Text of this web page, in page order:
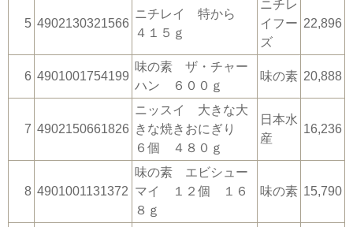
5 4902130321566
ニチレイ 特から
４１５ｇ
ニチレ
イフー
ズ
22,896
6 4901001754199
味の素 ザ・チャー
ハン ６００ｇ
味の素 20,888
7 4902150661826
ニッスイ 大きな大
きな焼きおにぎり
６個 ４８０ｇ
日本水
産
16,236
8 4901001131372
味の素 エビシュー
マイ １２個 １６
８ｇ
味の素 15,790